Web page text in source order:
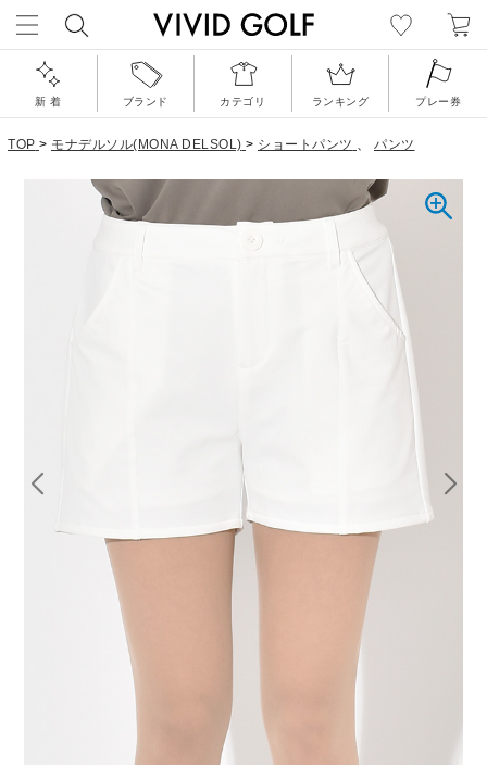
新 着 ブランド カテゴリ ランキング プレー券
TOP > モナデルソル(MONA DELSOL) > ショートパンツ 、 パンツ